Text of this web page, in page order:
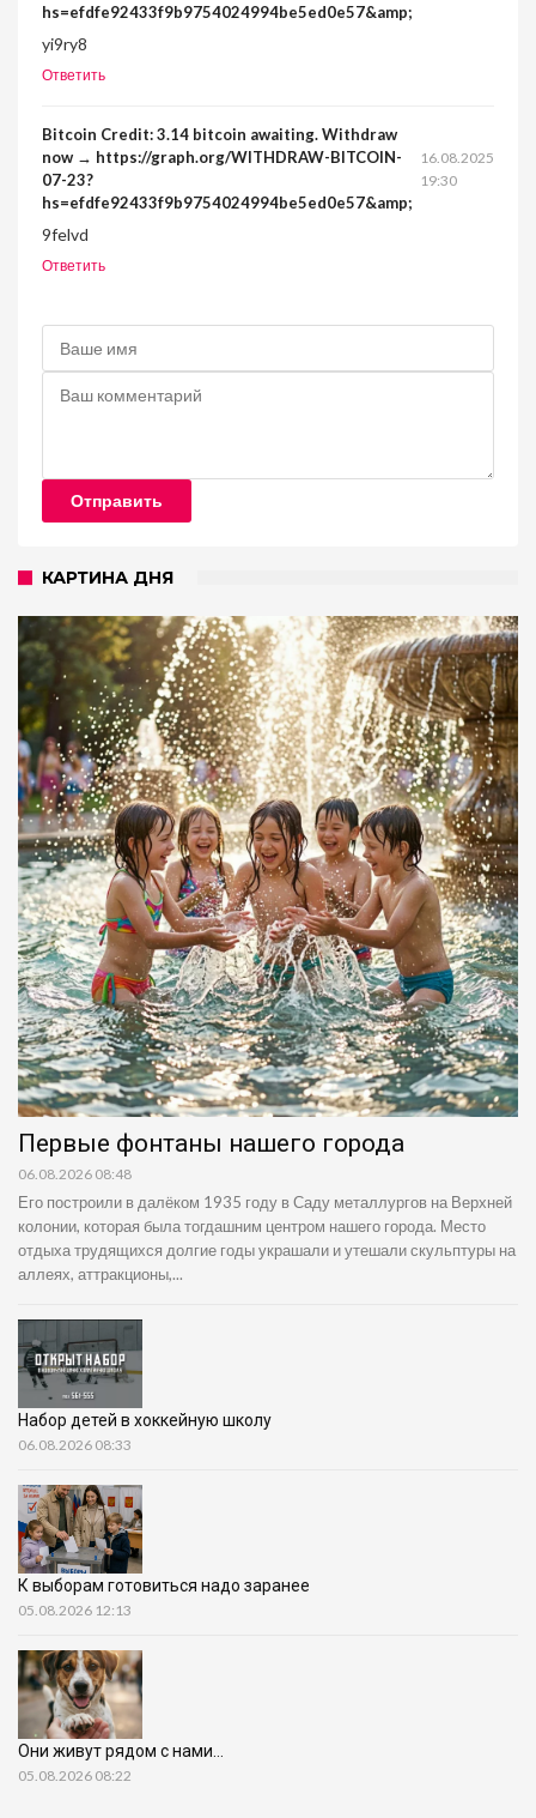
hs=efdfe92433f9b9754024994be5ed0e57&amp;
yi9ry8
Ответить
Bitcoin Credit: 3.14 bitcoin awaiting. Withdraw
now → https://graph.org/WITHDRAW-BITCOIN-
07-23?
hs=efdfe92433f9b9754024994be5ed0e57&amp;
16.08.2025
19:30
9felvd
Ответить
Отправить
КАРТИНА ДНЯ
Первые фонтаны нашего города
06.08.2026 08:48
Его построили в далёком 1935 году в Саду металлургов на Верхней
колонии, которая была тогдашним центром нашего города. Место
отдыха трудящихся долгие годы украшали и утешали скульптуры на
аллеях, аттракционы,...
Набор детей в хоккейную школу
06.08.2026 08:33
К выборам готовиться надо заранее
05.08.2026 12:13
Они живут рядом с нами…
05.08.2026 08:22